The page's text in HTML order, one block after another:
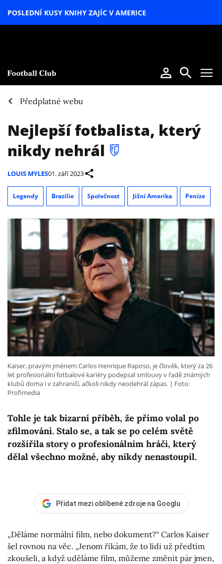
POSLEDNÍ KUSY KNIHY ZAJÍC V AMERICE
Předplatné webu
Nejlepší fotbalista, který
nikdy nehrál
LOUIS MYLES01. září 2023
Legendy Brazílie Společnost Jižní Amerika Peníze
Tohle je tak bizarní příběh, že přímo volal po
zfilmování. Stalo se, a tak se po celém světě
rozšířila story o profesionálním hráči, který
dělal všechno možné, aby nikdy nenastoupil.
Kaiser, pravým jménem Carlos Henrique Raposo, je člověk, který za 26
let profesionální fotbalové kariéry podepsal smlouvy v řadě známých
klubů doma i v zahraničí, ačkoli nikdy neodehrál zápas.
Foto:
Profimedia
Přidat mezi oblíbené zdroje na Googlu
„Děláme normální film, nebo dokument?“ Carlos Kaiser
šel rovnou na věc. „Jenom říkám, že to lidi už předtím
zkoušeli, a když uděláme film, můžeme změnit pár jmen,